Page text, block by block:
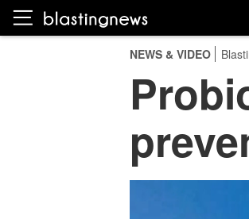
NEWS & VIDEO